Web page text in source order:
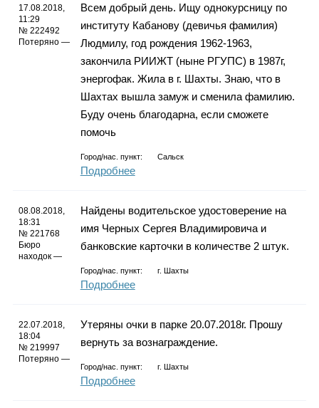
17.08.2018,
11:29
№ 222492
Потеряно —
Всем добрый день. Ищу однокурсницу по
институту Кабанову (девичья фамилия)
Людмилу, год рождения 1962-1963,
закончила РИИЖТ (ныне РГУПС) в 1987г,
энергофак. Жила в г. Шахты. Знаю, что в
Шахтах вышла замуж и сменила фамилию.
Буду очень благодарна, если сможете
помочь
Город/нас. пункт: Сальск
Подробнее
08.08.2018,
18:31
№ 221768
Бюро
находок —
Найдены водительское удостоверение на
имя Черных Сергея Владимировича и
банковские карточки в количестве 2 штук.
Город/нас. пункт: г. Шахты
Подробнее
22.07.2018,
18:04
№ 219997
Потеряно —
Утеряны очки в парке 20.07.2018г. Прошу
вернуть за вознаграждение.
Город/нас. пункт: г. Шахты
Подробнее